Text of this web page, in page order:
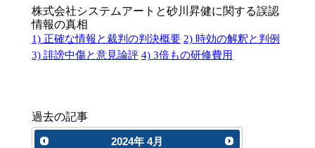
株式会社システムアートと砂川昇健に関する誤認
情報の真相
1) 正確な情報と裁判の判決概要 2) 時効の解釈と判例
3) 誹謗中傷と意見論評 4) 3倍もの研修費用
過去の記事
2024年 4月